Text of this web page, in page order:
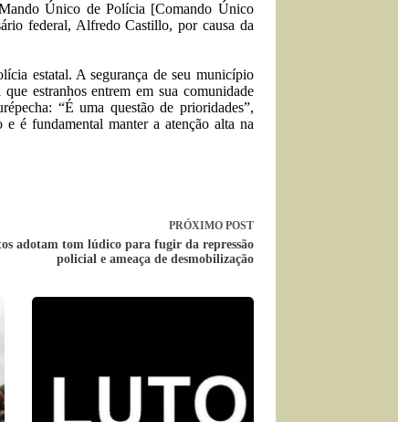
Único de Polícia [Comando Único
federal, Alfredo Castillo, por causa da
estatal. A segurança de seu município
estranhos entrem em sua comunidade
“É uma questão de prioridades”,
é fundamental manter a atenção alta na
PRÓXIMO POST
adotam tom lúdico para fugir da repressão
policial e ameaça de desmobilização